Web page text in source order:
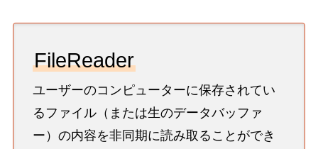
FileReader
ユーザーのコンピューターに保存されてい
るファイル（または生のデータバッファ
ー）の内容を非同期に読み取ることができ